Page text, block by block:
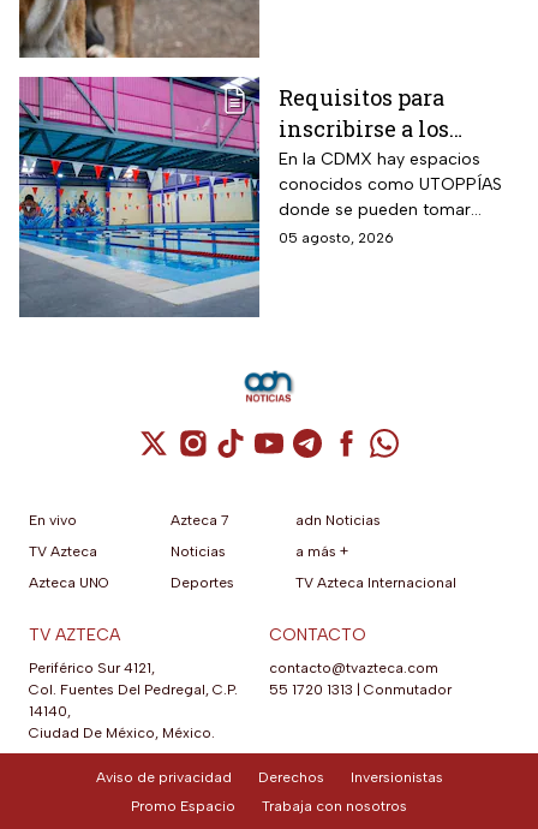
Requisitos para
inscribirse a los
talleres de la UTOPÍA
Coyoacán
En la CDMX hay espacios
conocidos como UTOPPÍAS
donde se pueden tomar
talleres y practicar deportes y
05 agosto, 2026
Cuenta de X / Twitter (se abre en una
Cuenta de Instagram (se abre en una
Cuenta de TikTok (se abre en
Cuenta de YouTube (se abre
Cuenta de Telegram (se
Cuenta de
Cuenta de
En vivo
TV Azteca
Azteca UNO
Azteca 7
Noticias
Deportes
adn Noticias
a más +
TV Azteca Internacional
TV AZTECA
Periférico Sur 4121,
Col. Fuentes Del Pedregal, C.P.
14140,
Ciudad De México, México.
CONTACTO
contacto@tvazteca.com
55 1720 1313
Conmutador
Aviso de privacidad Derechos
Inversionistas
Promo Espacio
Trabaja con nosotros